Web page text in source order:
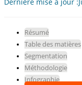
Dernière mise à jour
Résumé
Table des matières
Segmentation
Méthodologie
Infographie